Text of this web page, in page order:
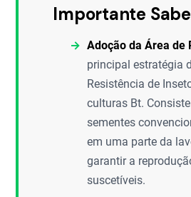
Importante
Adoção da Área de
principal estratégia
Resistência de
culturas Bt.
sementes
em uma parte da
garantir a
suscetíveis.